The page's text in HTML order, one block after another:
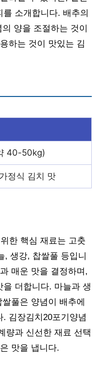
소개합니다. 배추의
양을 조절하는 것이
하는 것이 맛있는 김
40-50kg)
정식 김치 맛
한 핵심 재료는 고춧
, 생강, 찹쌀풀 등입니
매운 맛을 결정하며,
을 더합니다. 마늘과 생
풀은 양념이 배추에
김장김치20포기양념
량과 신선한 재료 선택
맛을 냅니다.